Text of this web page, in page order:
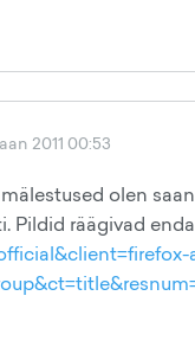
2011 00:53
olen
Pildid räägivad